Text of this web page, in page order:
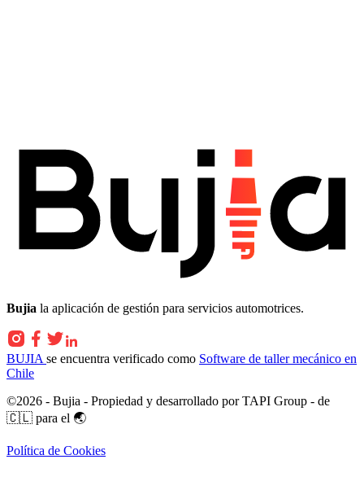
Bujia la aplicación de gestión para servicios automotrices.
BUJIA se encuentra verificado como Software de taller mecánico en
Chile
©2026 - Bujia - Propiedad y desarrollado por TAPI Group - de
🇨🇱 para el 🌏
Política de Cookies